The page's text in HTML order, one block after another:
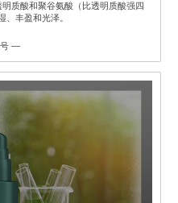
质酸和聚谷氨酸（比透明质酸强四
、丰盈和光泽。
—